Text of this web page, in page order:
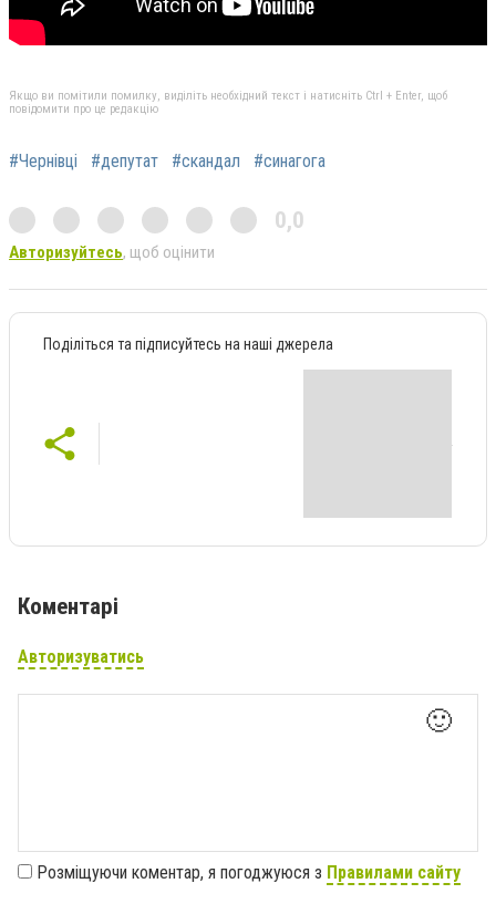
Якщо ви помітили помилку, виділіть необхідний текст і натисніть Ctrl + Enter, щоб
повідомити про це редакцію
#Чернівці #депутат #скандал #синагога
0,0
Авторизуйтесь, щоб оцінити
Поділіться та підписуйтесь на наші джерела
Коментарі
Авторизуватись
🙂
Розміщуючи коментар, я погоджуюся з Правилами сайту